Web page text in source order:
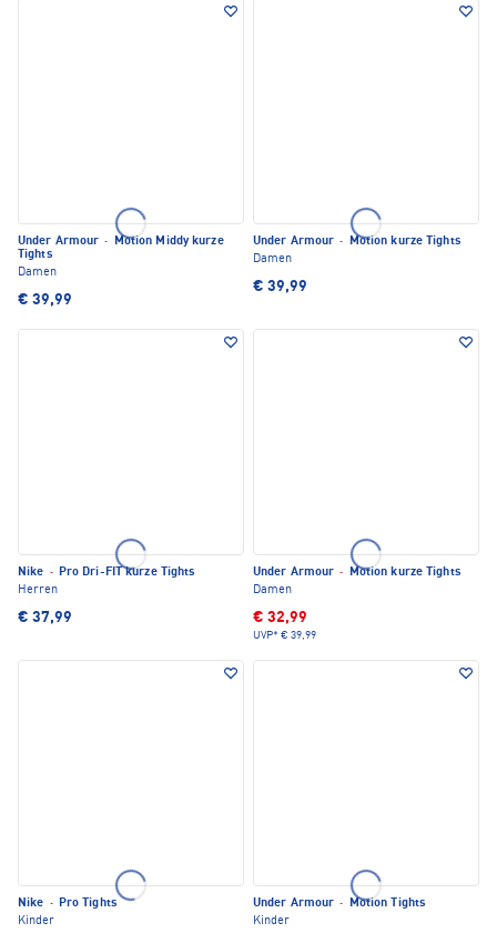
Under Armour ·
Motion Middy kurze
Tights
Damen
€ 39,99
Under Armour ·
Motion kurze Tights
Damen
€ 39,99
Nike · Pro Dri-FIT kurze Tights
Herren
€ 37,99
Under Armour ·
Motion kurze Tights
Damen
€ 32,99
UVP* € 39,99
Nike · Pro Tights
Kinder
Under Armour ·
Motion Tights
Kinder